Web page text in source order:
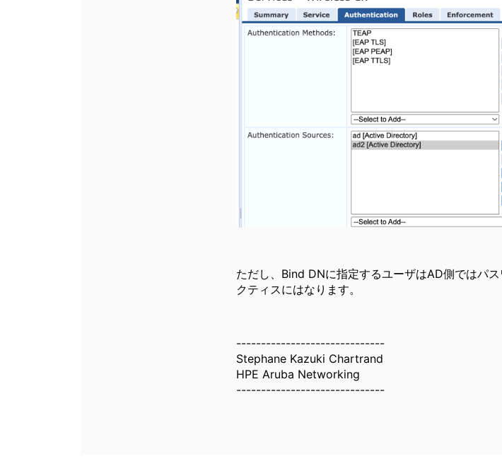
ただし、Bind DNに指定するユーザはAD側ではパ
クティスにはなります。
------------------------------
Stephane Kazuki Chartrand
HPE Aruba Networking
------------------------------